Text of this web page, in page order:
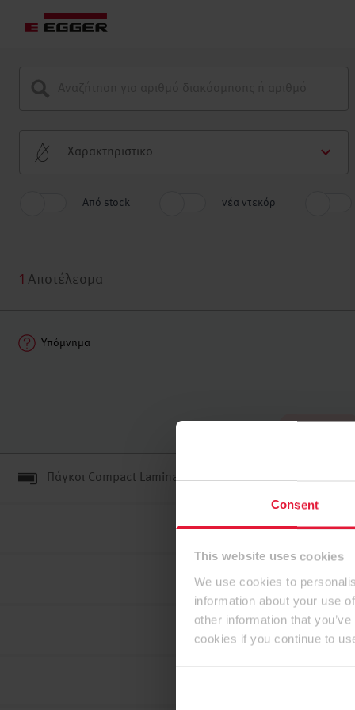
Consent
This website uses cookies
We use cookies to
information about your use
other information that
cookies if you continue to
Χαρακτηριστικο
Από stock νέα ντεκόρ
1 Αποτέλεσμα
Υπόμνημα
Πάγκοι Compact Laminate Μαύρου Πυρήνα